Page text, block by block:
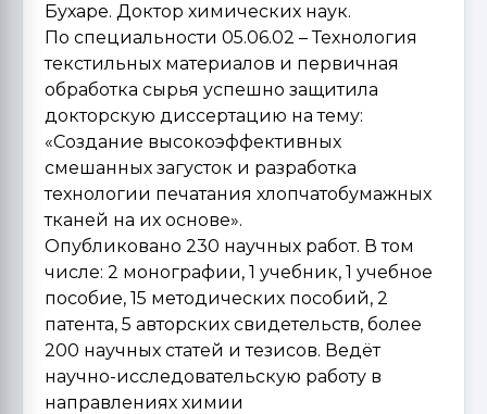
Бухаре. Доктор химических наук.
По специальности 05.06.02 – Технология
текстильных материалов и первичная
обработка сырья успешно защитила
докторскую диссертацию на тему:
«Создание высокоэффективных
смешанных загусток и разработка
технологии печатания хлопчатобумажных
тканей на их основе».
Опубликовано 230 научных работ. В том
числе: 2 монографии, 1 учебник, 1 учебное
пособие, 15 методических пособий, 2
патента, 5 авторских свидетельств, более
200 научных статей и тезисов. Ведёт
научно-исследовательскую работу в
направлениях химии